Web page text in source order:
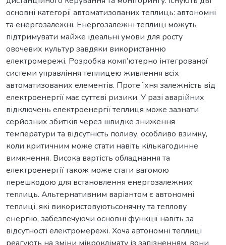
основні категорії автоматизованих теплиць: автономні
та енергозалежні. Енергозалежні теплиці можуть
підтримувати майже ідеальні умови для росту
овочевих культур завдяки використанню
електромережі. Розробка комп’ютерно інтегрованої
системи управління теплицею живлення всіх
автоматизованих елементів. Проте їхня залежність від
електроенергії має суттєві ризики. У разі аварійних
відключень електроенергії теплиця може зазнати
серйозних збитків через швидке зниження
температури та відсутність поливу, особливо взимку,
коли критичним може стати навіть кількагодинне
вимкнення. Висока вартість обладнання та
електроенергії також може стати вагомою
перешкодою для встановлення енергозалежних
теплиць. Альтернативним варіантом є автономні
теплиці, які використовуютьсонячну та теплову
енергію, забезпечуючи основні функції навіть за
відсутності електромережі. Хоча автономні теплиці